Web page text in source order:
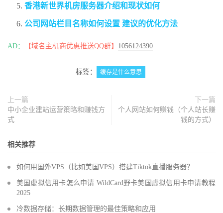
香港新世界机房服务器介绍和现状如何
公司网站栏目名称如何设置 建议的优化方法
AD： 【域名主机商优惠推送QQ群】 1056124390
标签： 缓存是什么意思
上一篇
中小企业建站运营策略和赚钱方
式
下一篇
个人网站如何赚钱（个人站长赚
钱的方式）
相关推荐
如何用国外VPS（比如美国VPS）搭建Tiktok直播服务器？
美国虚拟信用卡怎么申请 WildCard野卡美国虚拟信用卡申请教程
2025
冷数据存储：长期数据管理的最佳策略和应用